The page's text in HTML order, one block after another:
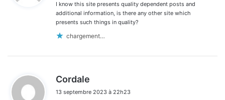
:
I know this site presents quality dependent posts and
additional information, is there any other site which
presents such things in quality?
chargement…
Cordale
t
13 septembre 2023 à 22h23